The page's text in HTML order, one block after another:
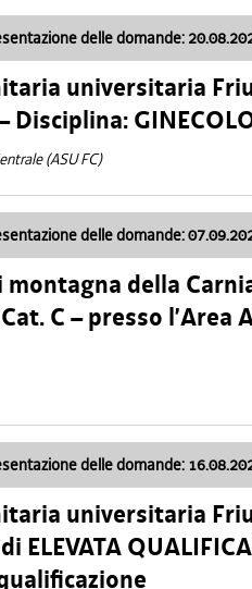
delle domande:
universitaria
Disciplina:
(ASU FC)
delle domande:
della
C – presso
delle domande:
universitaria
ELEVATA